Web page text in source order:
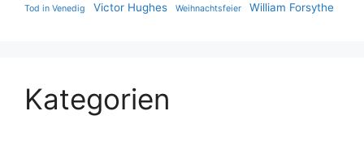
Tod in Venedig Victor Hughes Weihnachtsfeier William Forsythe
Kategorien